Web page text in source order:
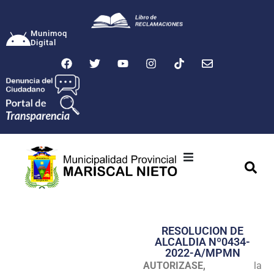
Munimoq
Digital
Transparencia
Seguridad
RESOLUCION DE
ALCALDIA Nº0434-
2022-A/MPMN
AUTORIZASE, la